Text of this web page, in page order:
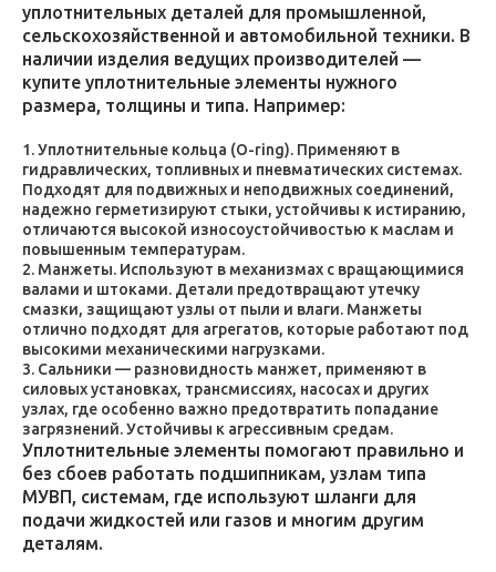
уплотнительных деталей для промышленной,
сельскохозяйственной и автомобильной техники. В
наличии изделия ведущих производителей —
купите уплотнительные элементы нужного
размера, толщины и типа. Например:
Уплотнительные кольца (O-ring). Применяют в
гидравлических, топливных и пневматических системах.
Подходят для подвижных и неподвижных соединений,
надежно герметизируют стыки, устойчивы к истиранию,
отличаются высокой износоустойчивостью к маслам и
повышенным температурам.
Манжеты. Используют в механизмах с вращающимися
валами и штоками. Детали предотвращают утечку
смазки, защищают узлы от пыли и влаги. Манжеты
отлично подходят для агрегатов, которые работают под
высокими механическими нагрузками.
Сальники — разновидность манжет, применяют в
силовых установках, трансмиссиях, насосах и других
узлах, где особенно важно предотвратить попадание
загрязнений. Устойчивы к агрессивным средам.
Уплотнительные элементы помогают правильно и
без сбоев работать подшипникам, узлам типа
МУВП, системам, где используют шланги для
подачи жидкостей или газов и многим другим
деталям.